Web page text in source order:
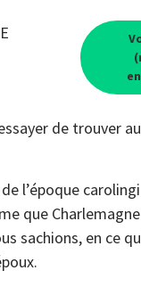
de trouver
l’époque
que
sachions, en ce